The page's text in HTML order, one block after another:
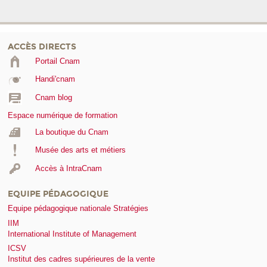
ACCÈS DIRECTS
Portail Cnam
Handi'cnam
Cnam blog
Espace numérique de formation
La boutique du Cnam
Musée des arts et métiers
Accès à IntraCnam
EQUIPE PÉDAGOGIQUE
Equipe pédagogique nationale Stratégies
IIM
International Institute of Management
ICSV
Institut des cadres supérieures de la vente